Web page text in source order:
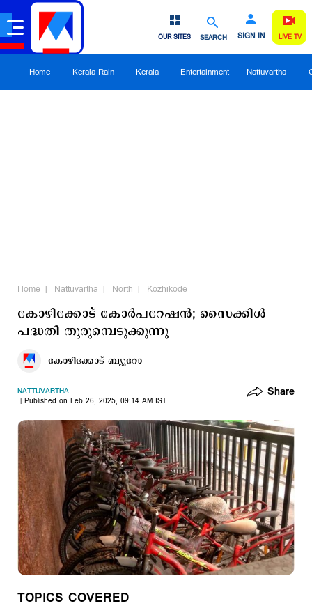
SEARCH SIGN IN
OUR SITES LIVE TV
Home Kerala Rain Kerala Entertainment Nattuvartha
Home Nattuvartha North Kozhikode
കോഴിക്കോട് കോര്‍പറേഷന്‍; സൈക്കിള്‍
പദ്ധതി തുരുമ്പെടുക്കുന്നു
കോഴിക്കോട് ബ്യൂറോ
NATTUVARTHA
Published on Feb 26, 2025, 09:14 AM IST
Share
TOPICS COVERED